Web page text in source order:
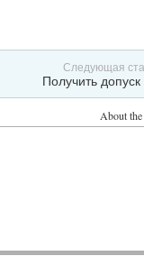
Следующая
Получить
About